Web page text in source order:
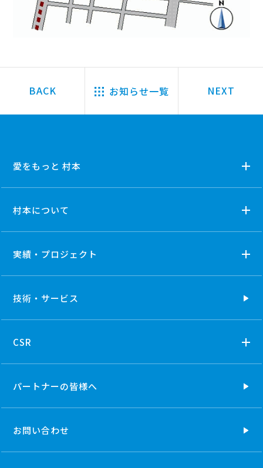
お知らせ一覧
愛をもっと 村本
村本について
実績・プロジェクト
技術・ サービス
CSR
パートナーの皆様へ
お問い合わせ